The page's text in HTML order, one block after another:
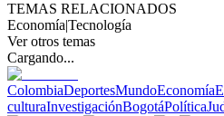
TEMAS RELACIONADOS
Economía|Tecnología
Ver otros temas
Cargando...
ColombiaDeportesMundoEconomía
culturaInvestigaciónBogotáPolítica